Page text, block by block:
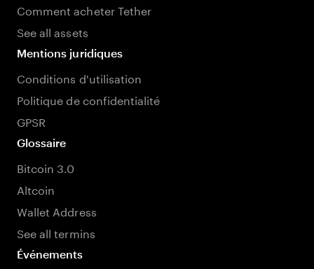
Comment acheter Tether
See all assets
Mentions juridiques
Conditions d'utilisation
Politique de confidentialité
GPSR
Glossaire
Bitcoin 3.0
Altcoin
Wallet Address
See all termins
Événements